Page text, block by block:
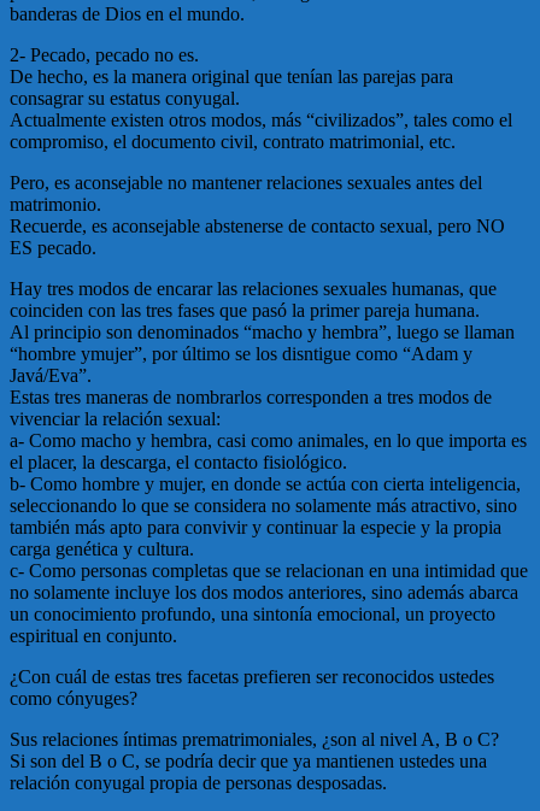
banderas de Dios en el mundo.
2- Pecado, pecado no es.
De hecho, es la manera original que tenían las parejas para
consagrar su estatus conyugal.
Actualmente existen otros modos, más “civilizados”, tales como el
compromiso, el documento civil, contrato matrimonial, etc.
Pero, es aconsejable no mantener relaciones sexuales antes del
matrimonio.
Recuerde, es aconsejable abstenerse de contacto sexual, pero NO
ES pecado.
Hay tres modos de encarar las relaciones sexuales humanas, que
coinciden con las tres fases que pasó la primer pareja humana.
Al principio son denominados “macho y hembra”, luego se llaman
“hombre ymujer”, por último se los disntigue como “Adam y
Javá/Eva”.
Estas tres maneras de nombrarlos corresponden a tres modos de
vivenciar la relación sexual:
a- Como macho y hembra, casi como animales, en lo que importa es
el placer, la descarga, el contacto fisiológico.
b- Como hombre y mujer, en donde se actúa con cierta inteligencia,
seleccionando lo que se considera no solamente más atractivo, sino
también más apto para convivir y continuar la especie y la propia
carga genética y cultura.
c- Como personas completas que se relacionan en una intimidad que
no solamente incluye los dos modos anteriores, sino además abarca
un conocimiento profundo, una sintonía emocional, un proyecto
espiritual en conjunto.
¿Con cuál de estas tres facetas prefieren ser reconocidos ustedes
como cónyuges?
Sus relaciones íntimas prematrimoniales, ¿son al nivel A, B o C?
Si son del B o C, se podría decir que ya mantienen ustedes una
relación conyugal propia de personas desposadas.